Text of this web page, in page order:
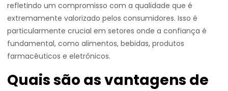
refletindo um compromisso com a qualidade que é
extremamente valorizado pelos consumidores. Isso é
particularmente crucial em setores onde a confiança é
fundamental, como alimentos, bebidas, produtos
farmacêuticos e eletrônicos.
Quais são as vantagens de